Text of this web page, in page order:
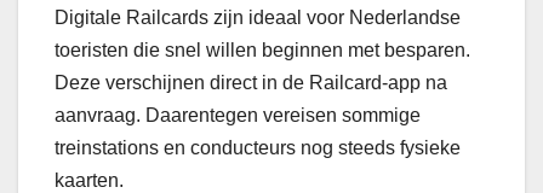
Digitale Railcards zijn ideaal voor Nederlandse
toeristen die snel willen beginnen met besparen.
Deze verschijnen direct in de Railcard-app na
aanvraag. Daarentegen vereisen sommige
treinstations en conducteurs nog steeds fysieke
kaarten.